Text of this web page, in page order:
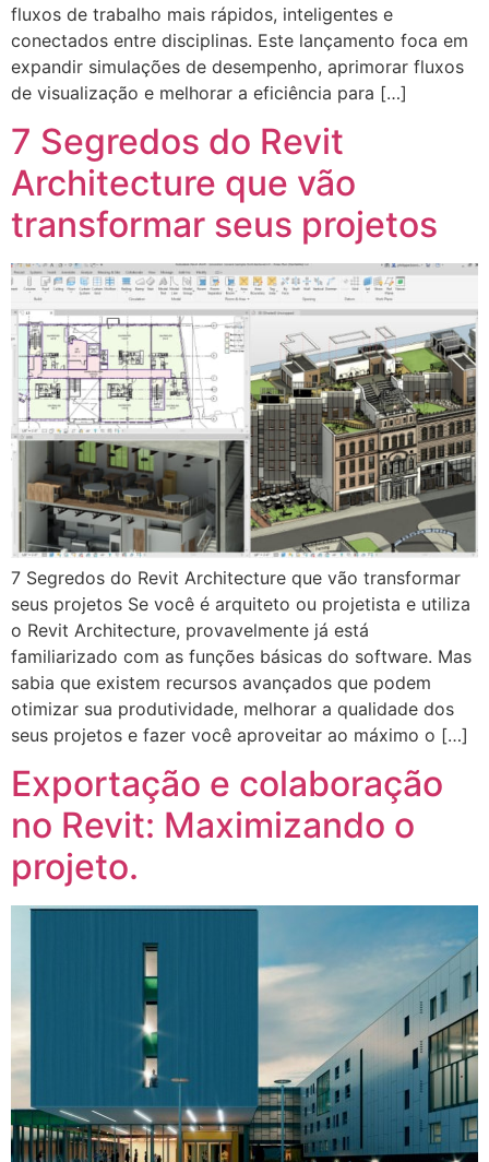
fluxos de trabalho mais rápidos, inteligentes e
conectados entre disciplinas. Este lançamento foca em
expandir simulações de desempenho, aprimorar fluxos
de visualização e melhorar a eficiência para […]
7 Segredos do Revit
Architecture que vão
transformar seus projetos
7 Segredos do Revit Architecture que vão transformar
seus projetos Se você é arquiteto ou projetista e utiliza
o Revit Architecture, provavelmente já está
familiarizado com as funções básicas do software. Mas
sabia que existem recursos avançados que podem
otimizar sua produtividade, melhorar a qualidade dos
seus projetos e fazer você aproveitar ao máximo o […]
Exportação e colaboração
no Revit: Maximizando o
projeto.